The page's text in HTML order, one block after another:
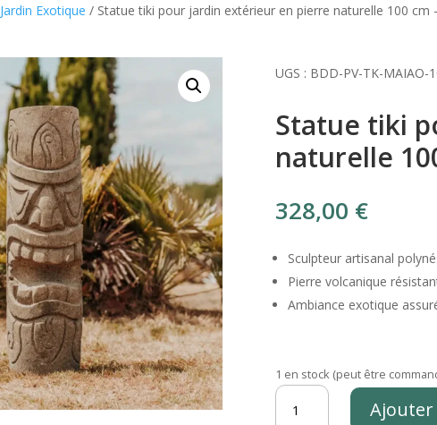
Jardin Exotique / Statue tiki pour jardin extérieur en pierre naturelle 100 cm
UGS : BDD-PV-TK-MAIAO-
Statue tiki
naturelle
328,00 €
Sculpteur artisanal
Pierre volcanique
Ambiance exotique
1 en stock (peut être
quantité